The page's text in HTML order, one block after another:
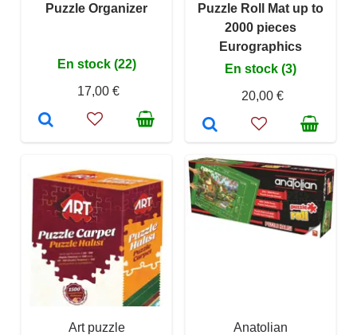
Puzzle Organizer
En stock (22)
17,00 €
Puzzle Roll Mat up to
2000 pieces
Eurographics
En stock (3)
20,00 €
Art puzzle
Anatolian